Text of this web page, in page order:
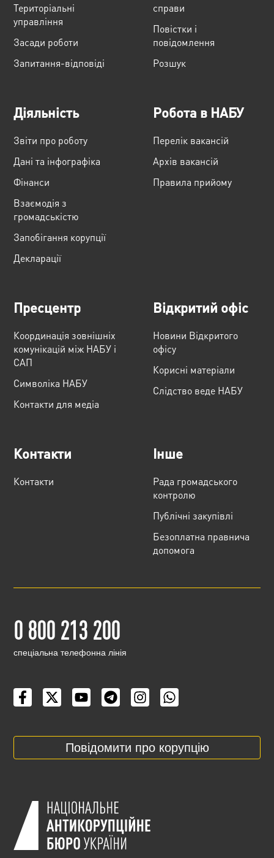
Територіальні
управління
Засади роботи
Запитання-відповіді
справи
Повістки і
повідомлення
Розшук
Діяльність
Звіти про роботу
Дані та інфографіка
Фінанси
Взаємодія з
громадськістю
Запобігання корупції
Декларації
Робота в НАБУ
Перелік вакансій
Архів вакансій
Правила прийому
Пресцентр
Координація зовнішніх
комунікацій між НАБУ і
САП
Cимволіка НАБУ
Контакти для медіа
Відкритий офіс
Новини Відкритого
офісу
Корисні матеріали
Слідство веде НАБУ
Контакти
Контакти
Інше
Рада громадського
контролю
Публічні закупівлі
Безоплатна правнича
допомога
0 800 213 200
cпеціальна телефонна лінія
Повідомити про корупцію